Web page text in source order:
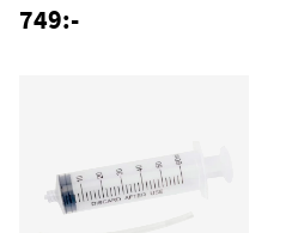
749:-